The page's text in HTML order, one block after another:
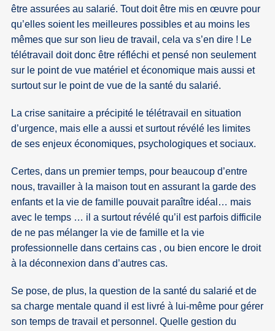
être assurées au salarié. Tout doit être mis en œuvre pour
qu’elles soient les meilleures possibles et au moins les
mêmes que sur son lieu de travail, cela va s’en dire ! Le
télétravail doit donc être réfléchi et pensé non seulement
sur le point de vue matériel et économique mais aussi et
surtout sur le point de vue de la santé du salarié.
La crise sanitaire a précipité le télétravail en situation
d’urgence, mais elle a aussi et surtout révélé les limites
de ses enjeux économiques, psychologiques et sociaux.
Certes, dans un premier temps, pour beaucoup d’entre
nous, travailler à la maison tout en assurant la garde des
enfants et la vie de famille pouvait paraître idéal… mais
avec le temps … il a surtout révélé qu’il est parfois difficile
de ne pas mélanger la vie de famille et la vie
professionnelle dans certains cas , ou bien encore le droit
à la déconnexion dans d’autres cas.
Se pose, de plus, la question de la santé du salarié et de
sa charge mentale quand il est livré à lui-même pour gérer
son temps de travail et personnel. Quelle gestion du